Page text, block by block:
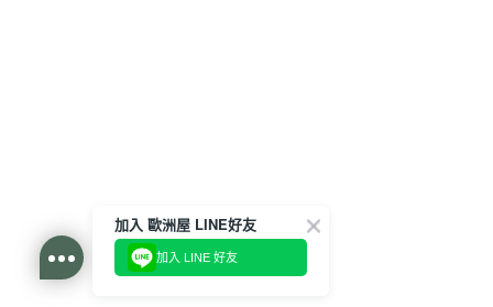
加入 歐洲屋 LINE好友
加入 LINE 好友